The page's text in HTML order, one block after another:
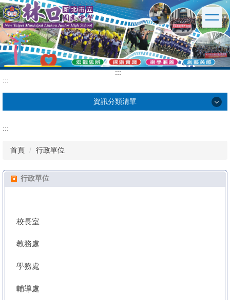
跳
到
主
要
內
容
區
:::
:::
資訊分類清單
行政單位
英文版
:::
首頁 行政單位
行政單位
校長室
教務處
學務處
輔導處